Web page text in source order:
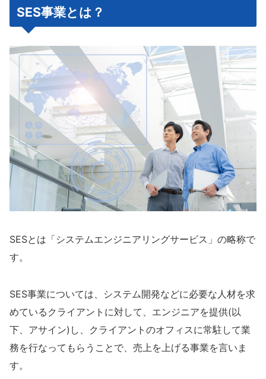
SES事業とは？
SESとは「システムエンジニアリングサービス」の略称で
す。
SES事業については、システム開発などに必要な人材を求
めているクライアントに対して、エンジニアを提供(以
下、アサイン) し
クライアントのオフィスに常駐して業
務を行なってもらうことで、売上を上げる事業を言いま
す。